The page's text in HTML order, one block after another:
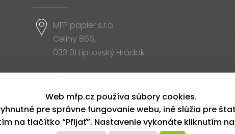
MFP papier s.r.o.
Celiny 866,
033 01 Liptovský Hrádok
Otváracia doba
Web mfp.cz používa súbory cookies.
pre správne fungovanie webu, iné slúžia pre
na tlačítko “Přijať”. Nastavenie vykonáte kliknutím